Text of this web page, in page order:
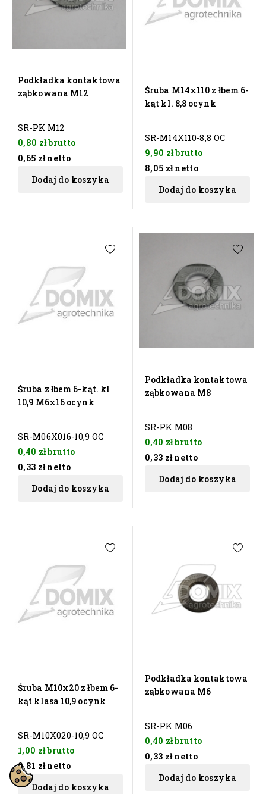
Podkładka kontaktowa
ząbkowana M12
SR-PK M12
0,80 złbrutto
0,65 zł netto
Dodaj do koszyka
Śruba M14x110 z łbem 6-
kąt kl. 8,8 ocynk
SR-M14X110-8,8 OC
9,90 złbrutto
8,05 zł netto
Dodaj do koszyka
Śruba z łbem 6-kąt. kl
10,9 M6x16 ocynk
SR-M06X016-10,9 OC
0,40 złbrutto
0,33 zł netto
Dodaj do koszyka
Podkładka kontaktowa
ząbkowana M8
SR-PK M08
0,40 złbrutto
0,33 zł netto
Dodaj do koszyka
Śruba M10x20 z łbem 6-
kąt klasa 10,9 ocynk
SR-M10X020-10,9 OC
1,00 złbrutto
0,81 zł netto
Dodaj do koszyka
Podkładka kontaktowa
ząbkowana M6
SR-PK M06
0,40 złbrutto
0,33 zł netto
Dodaj do koszyka